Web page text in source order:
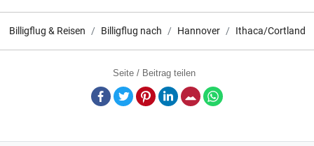
Billigflug & Reisen Billigflug nach Hannover Ithaca/Cortland
Seite / Beitrag teilen
Facebook
TwitterPinterestLinkedInE-Mail